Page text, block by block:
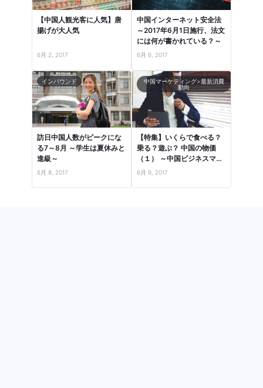
【中国人観光客に人気】唐
揚げが大人気
6月 2, 2017
中国インターネット安全法
～2017年6月1日施行、法文
には何が書かれている？～
6月 6, 2017
インバウンド
訪日中国人数がピークにな
る7～8月 ～学生は夏休みと
進級～
6月 8, 2017
中国マーケティング>最新消費
動向
【特集】いくらで食べる？
乗る？遊ぶ？ 中国の物価
（１） ～中国ビジネスマン
の1日で、流行品・食・住
6月 9, 2017